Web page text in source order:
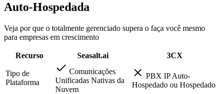
Auto-Hospedada
Veja por que o totalmente gerenciado supera o faça você mesmo
para empresas em crescimento
Recurso Seasalt.ai 3CX
Tipo de
Plataforma
Comunicações
Unificadas Nativas da
Nuvem
PBX IP Auto-
Hospedado ou Hospedado